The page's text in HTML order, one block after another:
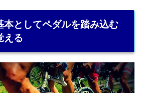
本としてペダルを踏み込む
える